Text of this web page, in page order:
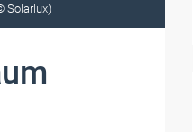
Solarlux)